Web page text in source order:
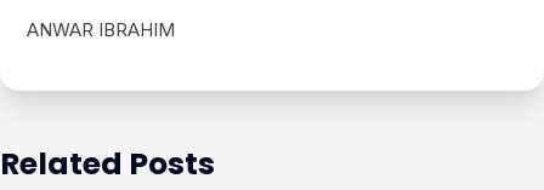
ANWAR IBRAHIM
Related Posts